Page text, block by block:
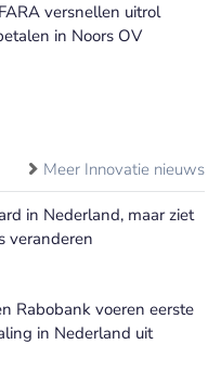
versnellen uitrol
in Noors OV
Meer Innovatie nieuws
in Nederland, maar ziet
veranderen
Rabobank voeren eerste
in Nederland uit